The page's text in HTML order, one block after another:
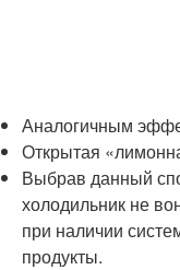
Аналогичным
Открытая
Выбрав данный
холодильник не
при наличии
продукты.